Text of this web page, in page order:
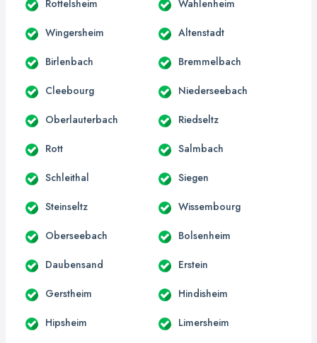
Rottelsheim Wahlenheim
Wingersheim Altenstadt
Birlenbach Bremmelbach
Cleebourg Niederseebach
Oberlauterbach Riedseltz
Rott Salmbach
Schleithal Siegen
Steinseltz Wissembourg
Oberseebach Bolsenheim
Daubensand Erstein
Gerstheim Hindisheim
Hipsheim Limersheim